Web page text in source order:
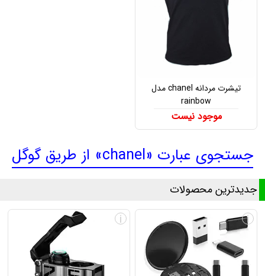
تیشرت مردانه chanel مدل
rainbow
موجود نیست
جستجوی عبارت «chanel» از طریق گوگل
جدیدترین محصولات
i
i